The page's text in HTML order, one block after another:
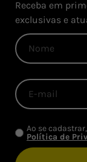
Receba em
exclusivas e
Ao se
Política de